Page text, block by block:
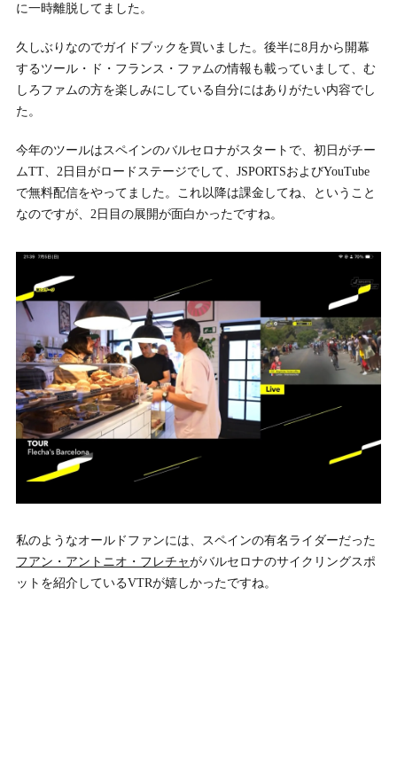
に一時離脱してました。
久しぶりなのでガイドブックを買いました。後半に8月から開幕
するツール・ド・フランス・ファムの情報も載っていまして、む
しろファムの方を楽しみにしている自分にはありがたい内容でし
た。
今年のツールはスペインのバルセロナがスタートで、初日がチー
ムTT、2日目がロードステージでして、JSPORTSおよびYouTube
で無料配信をやってました。これ以降は課金してね、ということ
なのですが、2日目の展開が面白かったですね。
私のようなオールドファンには、スペインの有名ライダーだった
フアン・アントニオ・フレチャがバルセロナのサイクリングスポ
ットを紹介しているVTRが嬉しかったですね。